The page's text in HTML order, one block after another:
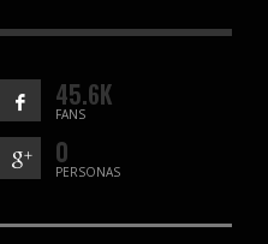
45.6K
FANS
0
PERSONAS